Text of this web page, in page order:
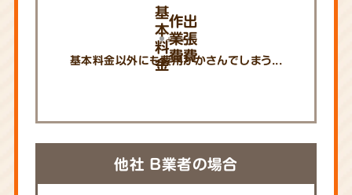
基
本
料
金
作
業
費
出
張
費
基本料金以外にも費用がかさんでしまう...
他社 B業者の場合